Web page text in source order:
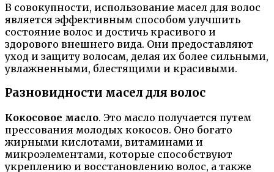
В совокупности, использование масел для волос
является эффективным способом улучшить
состояние волос и достичь красивого и
здорового внешнего вида. Они предоставляют
уход и защиту волосам, делая их более сильными,
увлажненными, блестящими и красивыми.
Разновидности масел для волос
Кокосовое масло. Это масло получается путем
прессования молодых кокосов. Оно богато
жирными кислотами, витаминами и
микроэлементами, которые способствуют
укреплению и восстановлению волос, а также